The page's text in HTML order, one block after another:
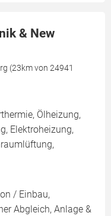
& New
(23km von 24941
Ölheizung,
Elektroheizung,
/ Einbau,
Abgleich, Anlage &